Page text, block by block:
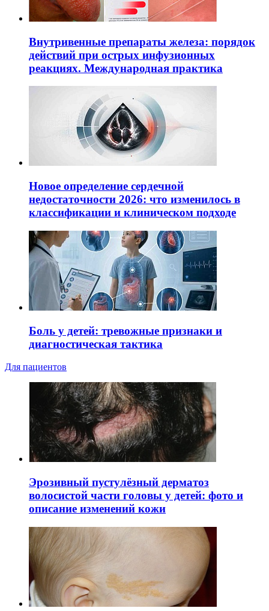
Внутривенные препараты железа: порядок
действий при острых инфузионных
реакциях. Международная практика
Новое определение сердечной
недостаточности 2026: что изменилось в
классификации и клиническом подходе
Боль у детей: тревожные признаки и
диагностическая тактика
Для пациентов
Эрозивный пустулёзный дерматоз
волосистой части головы у детей: фото и
описание изменений кожи